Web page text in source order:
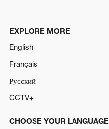
EXPLORE MORE
English
Français
Русский
CCTV+
CHOOSE YOUR LANGUAGE